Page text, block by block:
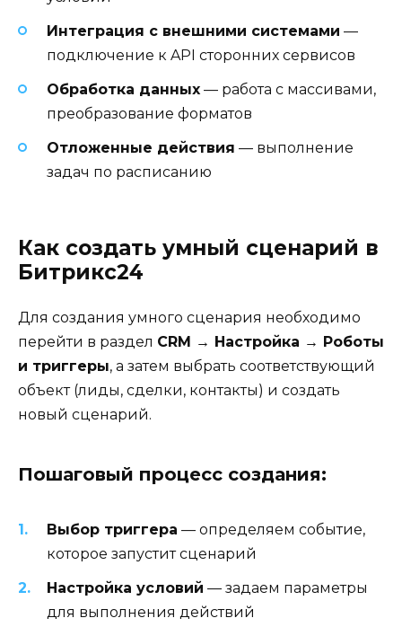
Интеграция с внешними системами —
подключение к API сторонних сервисов
Обработка данных — работа с массивами,
преобразование форматов
Отложенные действия — выполнение
задач по расписанию
Как создать умный сценарий в
Битрикс24
Для создания умного сценария необходимо
перейти в раздел CRM → Настройка → Роботы
и триггеры, а затем выбрать соответствующий
объект (лиды, сделки, контакты) и создать
новый сценарий.
Пошаговый процесс создания:
Выбор триггера — определяем событие,
которое запустит сценарий
Настройка условий — задаем параметры
для выполнения действий